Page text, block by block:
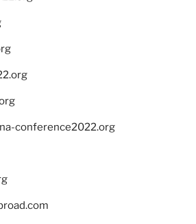
conference2022.org